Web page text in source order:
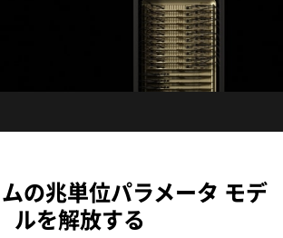
の兆単位パラメータ モデ
ルを解放する